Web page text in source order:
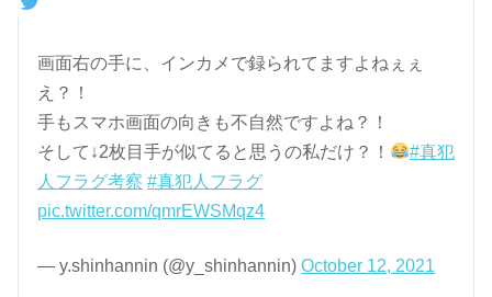
画面右の手に、インカメで録られてますよねぇぇ
え？！
手もスマホ画面の向きも不自然ですよね？！
そして↓2枚目手が似てると思うの私だけ？！
#真犯
人フラグ考察 #真犯人フラグ
pic.twitter.com/qmrEWSMqz4
— y.shinhannin (@y_shinhannin)October 12, 2021